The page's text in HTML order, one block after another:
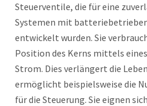
Steuerventile, die für eine
Systemen mit
entwickelt wurden. Sie
Position des Kerns mittels
Strom. Dies verlängert die
ermöglicht beispielsweise die
für die Steuerung. Sie eignen